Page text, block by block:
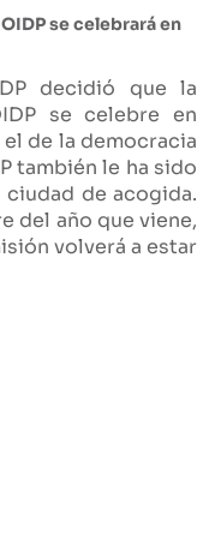
se celebrará en
decidió que la
se celebre en
de la democracia
también le ha sido
de acogida.
del año que viene,
volverá a estar